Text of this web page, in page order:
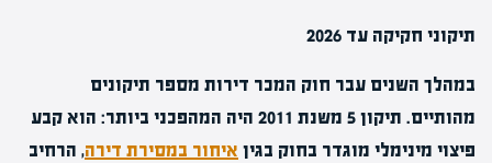
תיקוני חקיקה עד 2026
במהלך השנים עבר חוק המכר דירות מספר תיקונים
מהותיים. תיקון 5 משנת 2011 היה המהפכני ביותר: הוא קבע
פיצוי מינימלי מוגדר בחוק בגין איחור במסירת דירה, הרחיב